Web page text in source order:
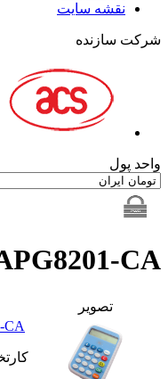
نقشه سايت
شرکت سازنده
واحد پول
CA
تصوير
CA